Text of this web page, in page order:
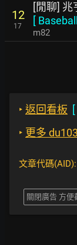
12
17
[閒聊] 兆
[
m82
‣ 返回看板 [
‣ 更多
文章代碼(AID):
關閉廣告 方便